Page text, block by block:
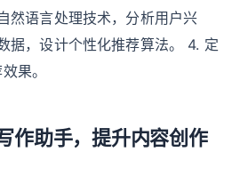
然语言处理技术，分析用户兴
据，设计个性化推荐算法。 4. 定
果。
作助手，提升内容创作